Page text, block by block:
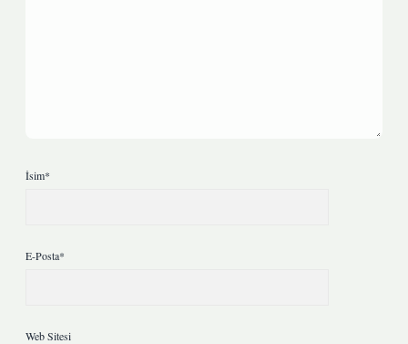
İsim*
E-Posta*
Web Sitesi